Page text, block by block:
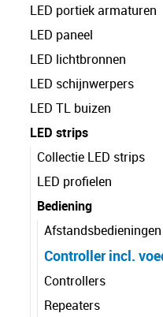
LED portiek armaturen
LED paneel
LED lichtbronnen
LED schijnwerpers
LED TL buizen
LED strips
Collectie LED strips
LED profielen
Bediening
Afstandsbedieningen
Controller incl.
Controllers
Repeaters